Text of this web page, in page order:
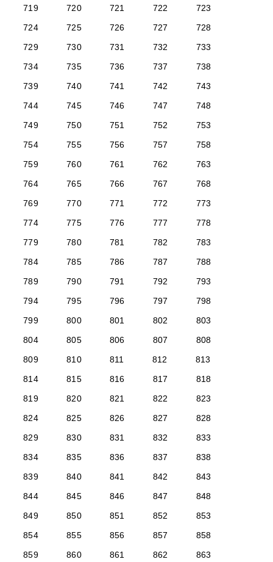
719
720 721 722
723
724
725 726 727
728
729
730 731 732
733
734
735 736 737
738
739
740 741 742
743
744
745 746 747
748
749
750 751 752
753
754
755 756 757
758
759
760 761 762
763
764
765 766 767
768
769
770 771 772
773
774
775 776 777
778
779
780 781 782
783
784
785 786 787
788
789
790 791 792
793
794
795 796 797
798
799
800 801 802
803
804
805 806 807
808
809
810 811 812
813
814
815 816 817
818
819
820 821 822
823
824
825 826 827
828
829
830 831 832
833
834
835 836 837
838
839
840 841 842
843
844
845 846 847
848
849
850 851 852
853
854
855 856 857
858
859
860 861 862
863